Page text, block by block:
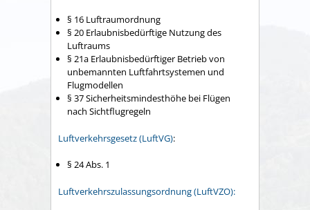
§ 16 Luftraumordnung
§ 20 Erlaubnisbedürftige Nutzung des
Luftraums
§ 21a Erlaubnisbedürftiger Betrieb von
unbemannten Luftfahrtsystemen und
Flugmodellen
§ 37 Sicherheitsmindesthöhe bei Flügen
nach Sichtflugregeln
Luftverkehrsgesetz (LuftVG):
§ 24 Abs. 1
Luftverkehrszulassungsordnung (LuftVZO):